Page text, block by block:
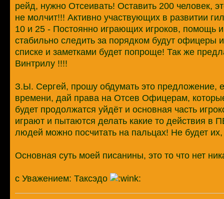
рейд, нужно Отсеивать! Оставить 200 человек,
не молчит!!! Активно участвующих в развитии
10 и 25 - Постоянно играющих игроков, помощь
стабильно следить за порядком будут офицеры
списке и заметками будет попроще! Так же
Винтрилу !!!!
З.Ы. Сергей, прошу обдумать это предложение,
времени, дай права на Отсев Офицерам,
будет продолжатся уйдёт и основная часть
играют и пытаются делать какие то действия в
людей можно посчитать на пальцах! Не будет
Основная суть моей писанины, это то что нет
с Уважением: Таксэдо